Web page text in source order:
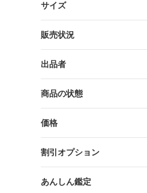
サイズ
販売状況
出品者
商品の状態
価格
割引オプション
あんしん鑑定